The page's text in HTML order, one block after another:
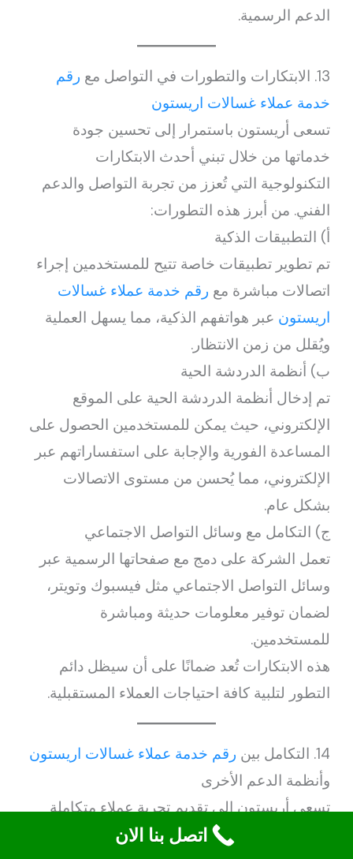
الدعم الرسمية.
13. الابتكارات والتطورات في التواصل مع
رقم
خدمة عملاء غسالات اريستون
تسعى أريستون باستمرار إلى تحسين جودة
خدماتها من خلال تبني أحدث الابتكارات
التكنولوجية التي تُعزز من تجربة التواصل والدعم
الفني. من أبرز هذه التطورات:
أ) التطبيقات الذكية
تم تطوير تطبيقات خاصة تتيح للمستخدمين إجراء
اتصالات مباشرة مع رقم خدمة عملاء غسالات
اريستون عبر هواتفهم الذكية، مما يسهل العملية
ويُقلل من زمن الانتظار.
ب) أنظمة الدردشة الحية
تم إدخال أنظمة الدردشة الحية على الموقع
الإلكتروني، حيث يمكن للمستخدمين الحصول على
المساعدة الفورية والإجابة على استفساراتهم عبر
الإلكتروني، مما يُحسن من مستوى الاتصالات
بشكل عام.
ج) التكامل مع وسائل التواصل الاجتماعي
تعمل الشركة على دمج مع صفحاتها الرسمية عبر
وسائل التواصل الاجتماعي مثل فيسبوك وتويتر،
لضمان توفير معلومات حديثة ومباشرة
للمستخدمين.
هذه الابتكارات تُعد ضمانًا على أن سيظل دائم
التطور لتلبية كافة احتياجات العملاء المستقبلية.
14. التكامل بين
رقم خدمة عملاء غسالات اريستون
وأنظمة الدعم الأخرى
تسعى أريستون إلى تقديم تجربة عملاء متكاملة
تربطبأنظمة الدعم الفني والإداري المختلفة لتحقيق
اتصل بنا الان